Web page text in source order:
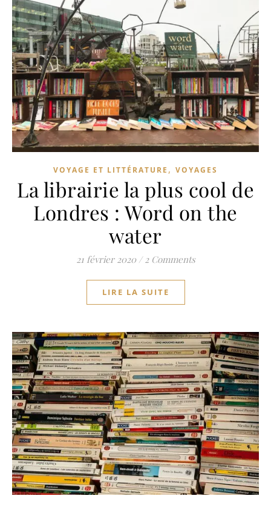
VOYAGE ET LITTÉRATURE , VOYAGES
La librairie la plus cool de
Londres : Word on the
water
21 février 2020 / 2 Comments
LIRE LA SUITE